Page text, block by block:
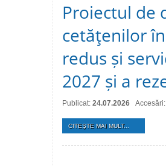
Proiectul de
cetăţenilor
redus și
2027 și a
Publicat: 24.07.2026
CITEŞTE MAI MULT...